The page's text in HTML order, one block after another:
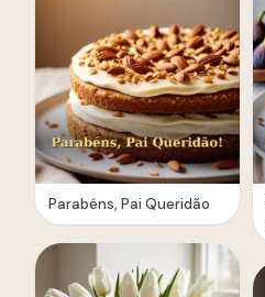
Parabéns, Pai Queridão